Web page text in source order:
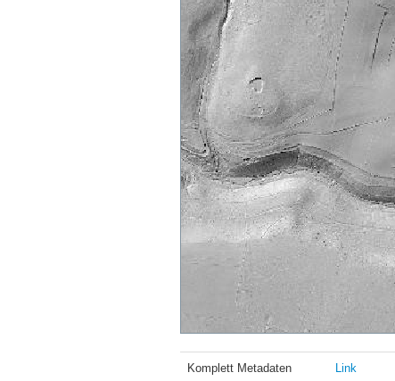
Komplett Metadaten Link